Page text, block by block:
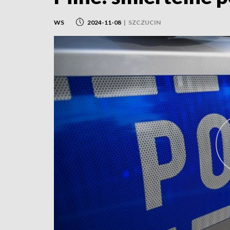
WS 2024-11-08 | SZCZUCIN